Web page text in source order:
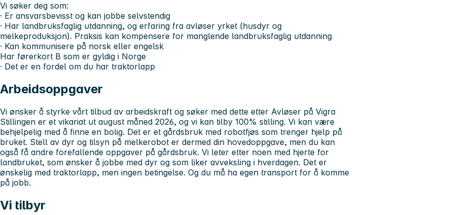
Vi søker deg som:
· Er ansvarsbevisst og kan jobbe selvstendig
· Har landbruksfaglig utdanning, og erfaring fra avløser yrket (husdyr og
melkeproduksjon). Praksis kan kompensere for manglende landbruksfaglig utdanning
· Kan kommunisere på norsk eller engelsk
Har førerkort B som er gyldig i Norge
· Det er en fordel om du har traktorlapp
Arbeidsoppgaver
Vi ønsker å styrke vårt tilbud av arbeidskraft og søker med dette etter Avløser på Vigra
Stillingen er et vikariat ut august måned 2026, og vi kan tilby 100% stilling. Vi kan være
behjelpelig med å finne en bolig. Det er et gårdsbruk med robotfjøs som trenger hjelp på
bruket. Stell av dyr og tilsyn på melkerobot er dermed din hovedoppgave, men du kan
også få andre forefallende oppgaver på gårdsbruk. Vi leter etter noen med hjerte for
landbruket, som ønsker å jobbe med dyr og som liker avveksling i hverdagen. Det er
ønskelig med traktorlapp, men ingen betingelse. Og du må ha egen transport for å komme
på jobb.
Vi tilbyr